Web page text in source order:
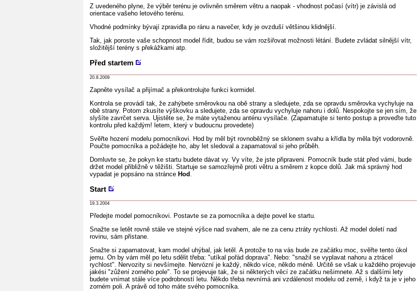
Z uvedeného plyne, že výběr terénu je ovlivněn směrem větru a naopak - vhodnost počasí (vítr) je závislá od
orientace vašeho letového terénu.
Vhodné podmínky bývají zpravidla po ránu a navečer, kdy je ovzduší většinou klidnější.
Tak, jak poroste vaše schopnost model řídit, budou se vám rozšiřovat možnosti létání. Budete zvládat silnější vítr,
složitější terény s překážkami atp.
Před startem
20.8.2009
Zapněte vysílač a přijímač a překontrolujte funkci kormidel.
Kontrola se provádí tak, že zahýbete směrovkou na obě strany a sledujete, zda se opravdu směrovka vychyluje na
obě strany. Potom zkusíte výškovku a sledujete, zda se opravdu vychyluje nahoru i dolů. Nespokojte se jen sím, že
slyšíte zavrčet serva. Ujistěte se, že máte vytaženou anténu vysílače. (Zapamatujte si tento postup a proveďte tuto
kontrolu před každým! letem, který v budoucnu provedete)
Svěřte hození modelu pomocníkovi. Hod by měl být rovnoběžný se sklonem svahu a křídla by měla být vodorovně.
Poučte pomocníka a požádejte ho, aby let sledoval a zapamatoval si jeho průběh.
Domluvte se, že pokyn ke startu budete dávat vy. Vy víte, že jste připraveni. Pomocník bude stát před vámi, bude
držet model přibližně v těžišti. Startuje se samozřejmě proti větru a směrem z kopce dolů. Jak má správný hod
vypadat je popsáno na stránce Hod
Start
19.3.2004
Předejte model pomocníkovi. Postavte se za pomocníka a dejte povel ke startu.
Snažte se letět rovně stále ve stejné výšce nad svahem, ale ne za cenu ztráty rychlosti. Až model doletí nad
rovinu, sám přistane.
Snažte si zapamatovat, kam model uhýbal, jak letěl. A protože to na vás bude ze začátku moc, svěřte tento úkol
jemu. On by vám měl po letu sdělit třeba: "utíkal pořád doprava". Nebo: "snažil se vyplavat nahoru a ztrácel
rychlost". Nervozity si nevšímejte. Nervózní je každý, někdo více, někdo méně. Určitě se však u každého projevuje
jakési "zůžení zorného pole". To se projevuje tak, že si některých věcí ze začátku nešimnete. Až s dalšími lety
budete vnímat stále více podrobností letu. Někdo třeba nevnímá ani vzdálenost modelu od země, i když ta je v jeho
zorném poli. A právě od toho máte svého pomocníka.